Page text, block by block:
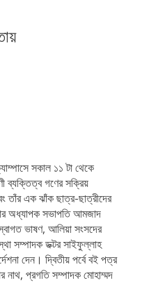
সকাল ১১ টা থেকে
ব্যক্তিত্ব গণের সক্রিয়
তাঁর এক ঝাঁক ছাত্র-ছাত্রীদের
অধ্যাপক সভাপতি আমজাদ
ভাষণ, আলিয়া সংসদের
সম্পাদক ডক্টর সাইফুল্লাহ
দেন। দ্বিতীয় পর্বে বই পত্র
নাথ, প্রগতি সম্পাদক মোহাম্মদ